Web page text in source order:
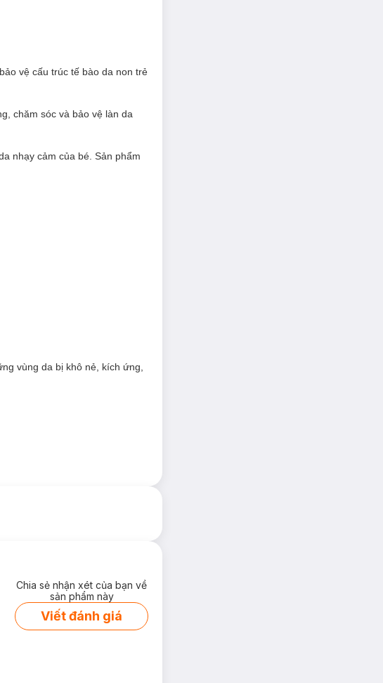
vệ cấu trúc tế bào da non trẻ
chăm sóc và bảo vệ làn da
nhạy cảm của bé. Sản phẩm
vùng da bị khô nẻ, kích ứng,
Chia sẻ nhận xét của bạn về
sản phẩm này
Viết đánh giá